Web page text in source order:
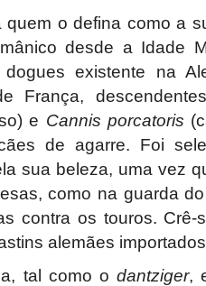
quem o defina como a
desde a Idade
existente na
França,
e Cannis porcatoris
de agarre. Foi
sua beleza, uma vez
como na guarda
contra os touros.
alemães
tal como odantziger,